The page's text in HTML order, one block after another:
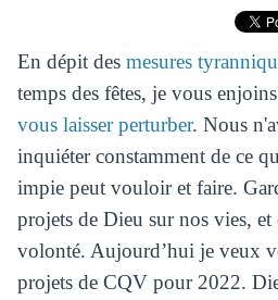
En dépit des mesures
temps des fêtes, je vous
vous laisser perturber. Nous
inquiéter constamment de ce
impie peut vouloir et faire.
projets de Dieu sur nos vies, et
volonté. Aujourd’hui je veux
projets de CQV pour 2022.